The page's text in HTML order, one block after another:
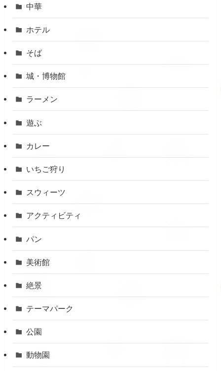
中華
ホテル
そば
城・博物館
ラーメン
遊ぶ
カレー
いちご狩り
スウィーツ
アクティビティ
パン
美術館
絶景
テーマパーク
公園
動物園